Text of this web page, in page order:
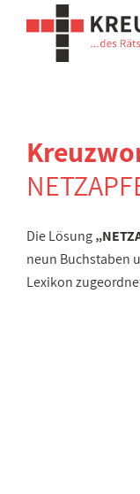
Die Lösung
neun Buchstaben
Lexikon